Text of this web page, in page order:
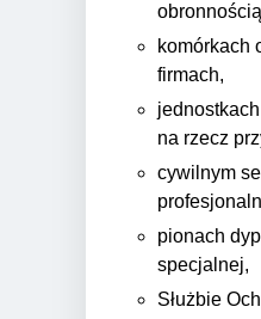
komórkach
firmach,
na rzecz
cywilnym
pionach
specjalnej,
Służbie